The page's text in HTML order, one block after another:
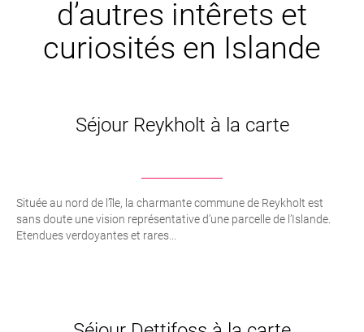
d’autres intêrets et
curiosités en Islande
Séjour Reykholt à la carte
Située au nord de l’île, la charmante commune de Reykholt est
sans doute une vision représentative d’une parcelle de l’Islande.
Etendues verdoyantes et rares...